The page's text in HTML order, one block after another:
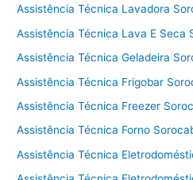
Assistência Técnica Lavadora
Assistência Técnica Lava E Seca
Assistência Técnica Geladeira
Assistência Técnica Frigobar
Assistência Técnica Freezer
Assistência Técnica Forno
Assistência Técnica